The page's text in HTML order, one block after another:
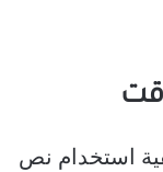
استخدام نص